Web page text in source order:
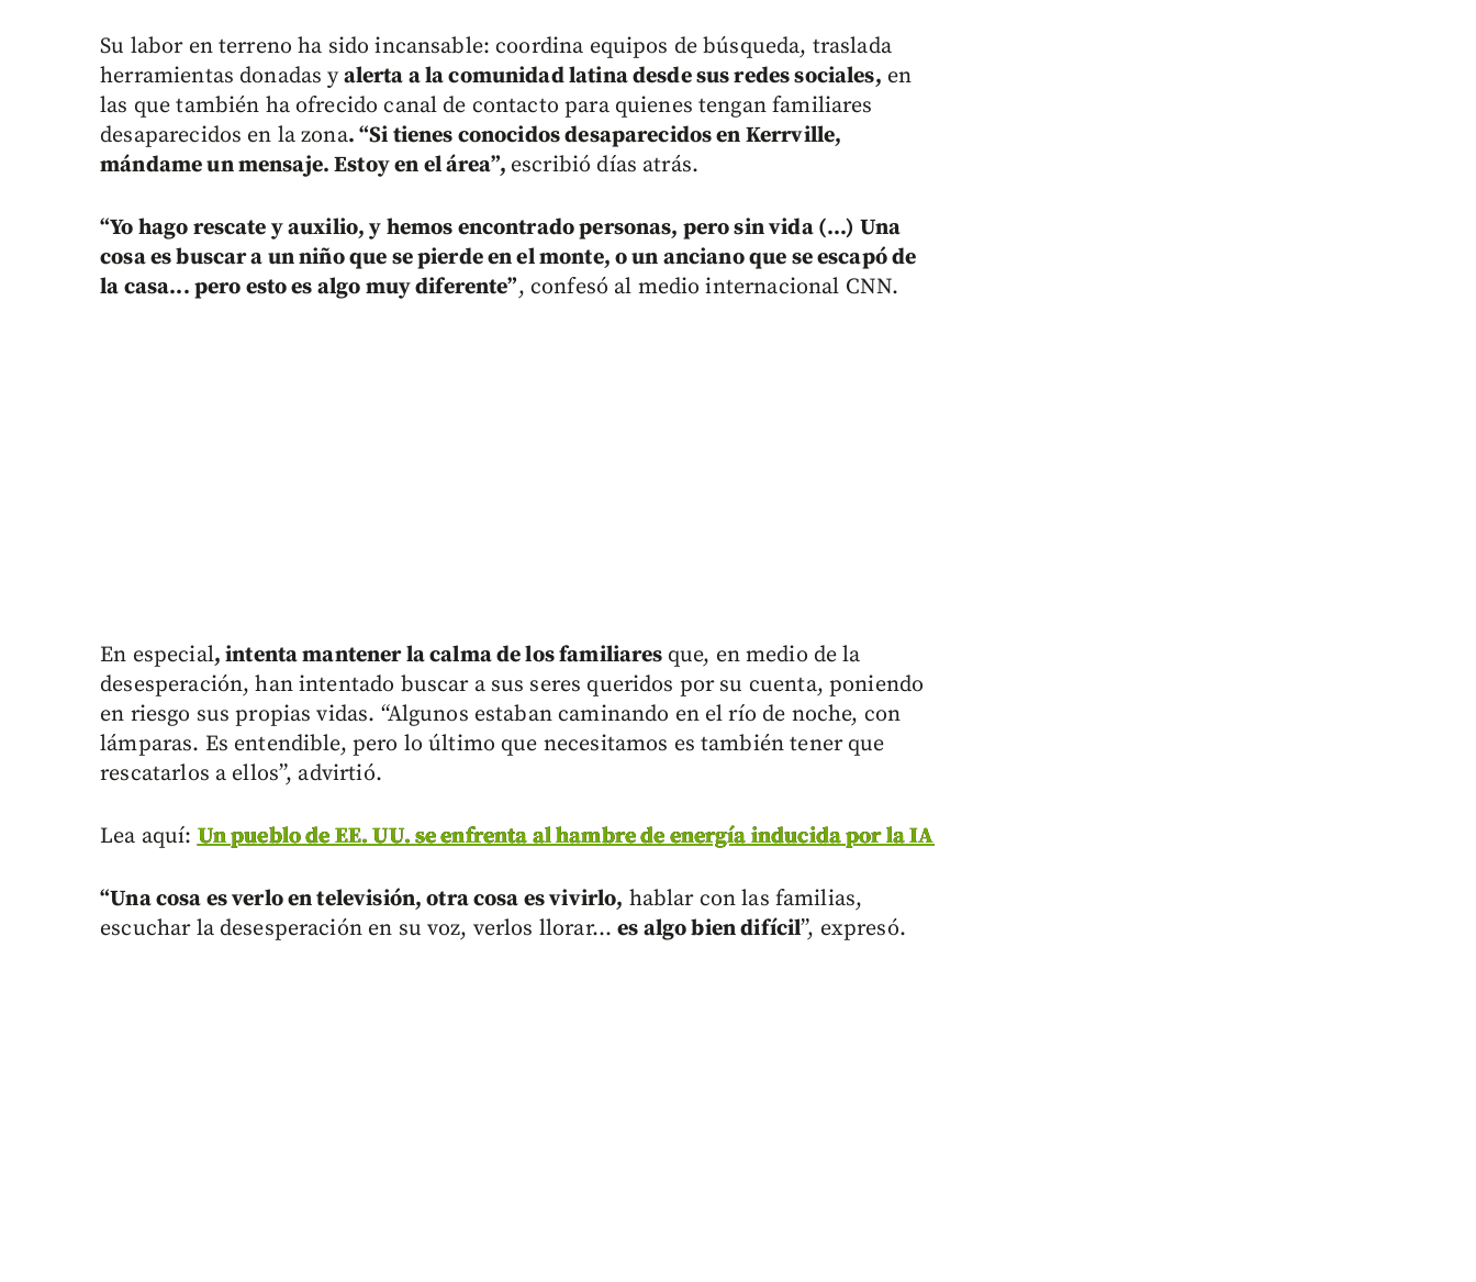
Su labor en terreno ha sido incansable: coordina equipos de búsqueda, traslada
herramientas donadas yalerta a la comunidad latina desde sus redes sociales, en
las que también ha ofrecido canal de contacto para quienes tengan familiares
desaparecidos en la zona. “Si tienes conocidos desaparecidos en Kerrville,
mándame un mensaje. Estoy en el área”, escribió días atrás.
“Yo hago rescate y auxilio, y hemos encontrado personas, pero sin vida (...) Una
cosa es buscar a un niño que se pierde en el monte, o un anciano que se escapó de
la casa... pero esto es algo muy diferente”, confesó al medio internacional CNN.
En especial, intenta mantener la calma de los familiares que, en medio de la
desesperación, han intentado buscar a sus seres queridos por su cuenta, poniendo
en riesgo sus propias vidas. “Algunos estaban caminando en el río de noche, con
lámparas. Es entendible, pero lo último que necesitamos es también tener que
rescatarlos a ellos”, advirtió.
Lea aquí:Un pueblo de EE. UU. se enfrenta al hambre de energía inducida por la IA
“Una cosa es verlo en televisión, otra cosa es vivirlo, hablar con las familias,
escuchar la desesperación en su voz, verlos llorar...es algo bien difícil”, expresó.